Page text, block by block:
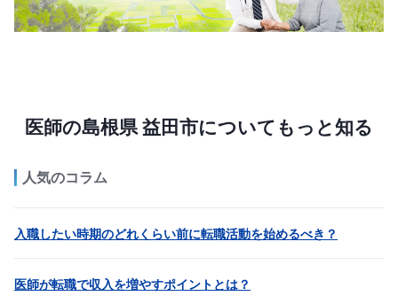
医師の島根県 益田市についてもっと知る
人気のコラム
入職したい時期のどれくらい前に転職活動を始めるべき？
医師が転職で収入を増やすポイントとは？